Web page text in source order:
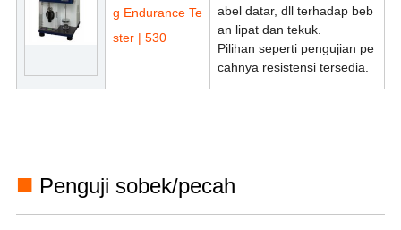
g Endurance Te
ster | 530
abel datar, dll terhadap beb
an lipat dan tekuk.
Pilihan seperti pengujian pe
cahnya resistensi tersedia.
■ Penguji sobek/pecah